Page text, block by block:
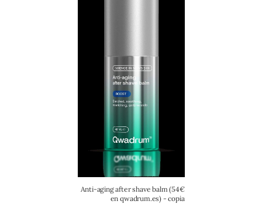
Anti-aging after shave balm (54€
en qwadrum.es) - copia